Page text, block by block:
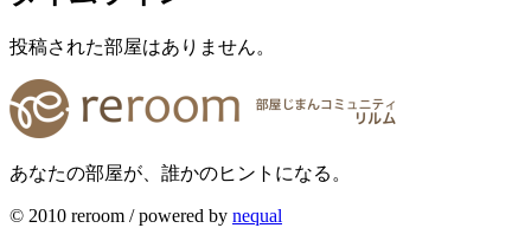
投稿された部屋はありません。
あなたの部屋が、誰かのヒントになる。
© 2010 reroom / powered by nequal